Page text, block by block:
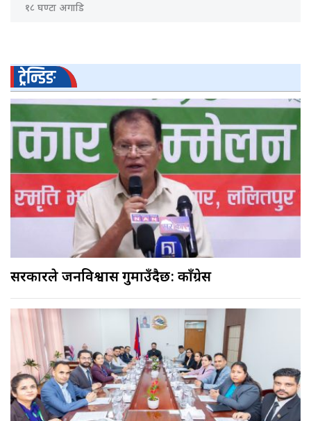
१८ घण्टा अगाडि
ट्रेन्डिङ
सरकारले जनविश्वास गुमाउँदैछ: काँग्रेस